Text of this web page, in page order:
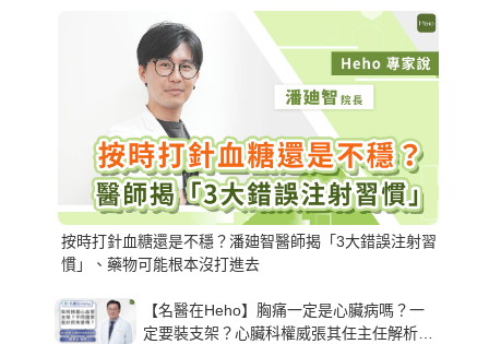
按時打針血糖還是不穩？潘廸智醫師揭「3大錯誤注射習
慣」、藥物可能根本沒打進去
【名醫在Heho】胸痛一定是心臟病嗎？一
定要裝支架？心臟科權威張其任主任解析支